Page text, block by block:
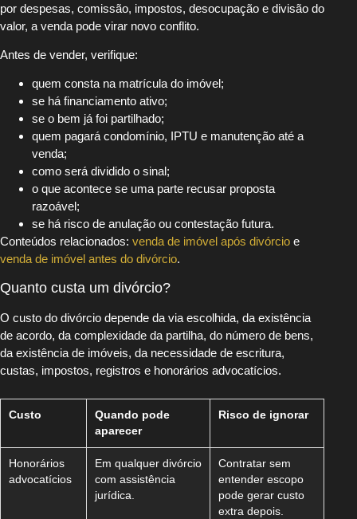
por despesas, comissão, impostos, desocupação e divisão do
valor, a venda pode virar novo conflito.
Antes de vender, verifique:
quem consta na matrícula do imóvel;
se há financiamento ativo;
se o bem já foi partilhado;
quem pagará condomínio, IPTU e manutenção até a
venda;
como será dividido o sinal;
o que acontece se uma parte recusar proposta
razoável;
se há risco de anulação ou contestação futura.
Conteúdos relacionados: venda de imóvel após divórcio e
venda de imóvel antes do divórcio.
Quanto custa um divórcio?
O custo do divórcio depende da via escolhida, da existência
de acordo, da complexidade da partilha, do número de bens,
da existência de imóveis, da necessidade de escritura,
custas, impostos, registros e honorários advocatícios.
Custo
Quando pode
aparecer
Risco de ignorar
Honorários
advocatícios
Em qualquer divórcio
com assistência
jurídica.
Contratar sem
entender escopo
pode gerar custo
extra depois.